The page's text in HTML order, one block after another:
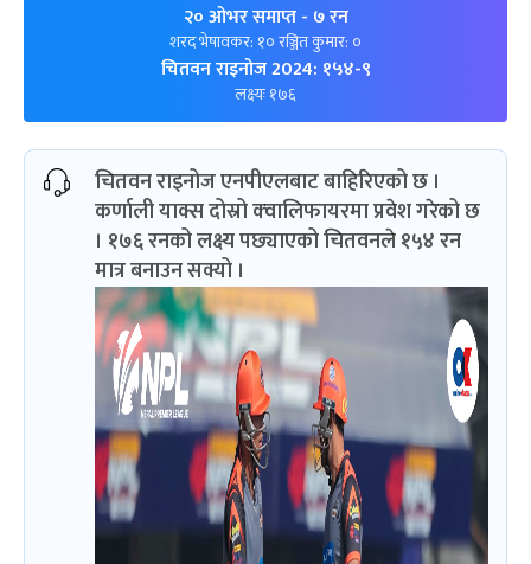
२० ओभर समाप्त- ७ रन
शरद भेषावकर: १० रञ्जित कुमार: ०
चितवन राइनोज 2024: १५४-९
लक्ष्यः १७६
चितवन राइनोज एनपीएलबाट बाहिरिएको छ ।
कर्णाली याक्स दोस्रो क्‍वालिफायरमा प्रवेश गरेको छ
। १७६ रनको लक्ष्य पछ्याएको चितवनले १५४ रन
मात्र बनाउन सक्यो ।